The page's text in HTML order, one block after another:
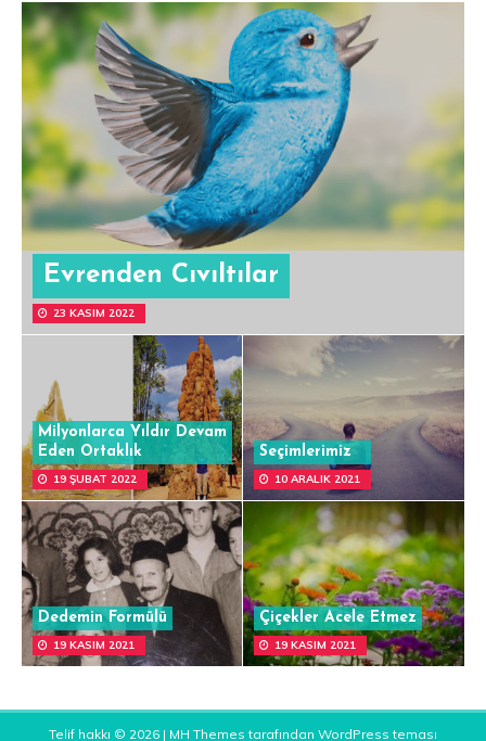
Evrenden Cıvıltılar
23 KASIM 2022
Milyonlarca Yıldır Devam
Eden Ortaklık
19 ŞUBAT 2022
Seçimlerimiz
10 ARALIK 2021
Dedemin Formülü
19 KASIM 2021
Çiçekler Acele Etmez
19 KASIM 2021
Telif hakkı © 2026 | MH Themes tarafından WordPress teması